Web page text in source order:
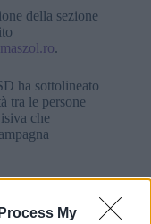
My
della sezione
maszol.ro.
ha sottolineato
tra le persone
che
discussioni